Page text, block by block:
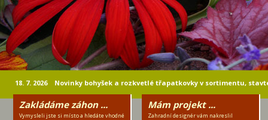
18. 7. 2026 Novinky bohyšek a rozkvetlé třapatkovky v sortimentu,
Zakládáme záhon ...
Vymysleli jste si místo a hledáte vhodné
Mám projekt ...
Zahradní designér vám nakreslil